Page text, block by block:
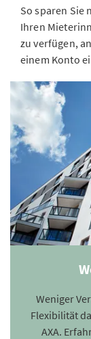
So sparen Sie
Ihren
zu verfügen,
einem Konto
Weniger
Flexibilität
AXA.